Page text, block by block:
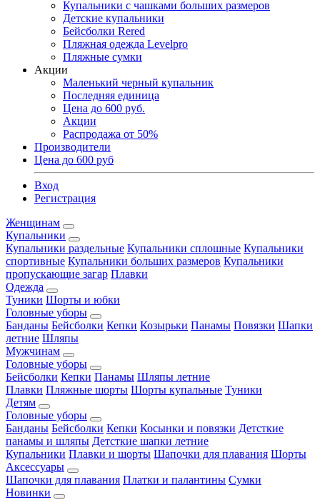
Купальники с чашками больших размеров
Детские купальники
Бейсболки Rered
Пляжная одежда Levelpro
Пляжные сумки
Акции
Маленький черный купальник
Последняя единица
Цена до 600 руб.
Акции
Распродажа от 50%
Производители
Цена до 600 руб
Вход
Регистрация
Женщинам
Купальники
Купальники раздельные Купальники сплошные Купальники
спортивные Купальники больших размеров Купальники
пропускающие загар Плавки
Одежда
Туники Шорты и юбки
Головные уборы
Банданы Бейсболки Кепки Козырьки Панамы Повязки Шапки
летние Шляпы
Мужчинам
Головные уборы
Бейсболки Кепки Панамы Шляпы летние
Плавки Пляжные шорты Шорты купальные Туники
Детям
Головные уборы
Банданы Бейсболки Кепки Косынки и повязки Детсткие
панамы и шляпы Детсткие шапки летние
Купальники Плавки и шорты Шапочки для плавания Шорты
Аксессуары
Шапочки для плавания Платки и палантины Сумки
Новинки